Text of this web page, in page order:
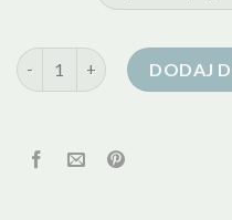
ilość kurtka puchowaDODAJ